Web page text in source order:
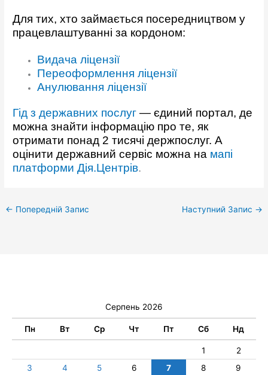
Для тих, хто займається посередництвом у
працевлаштуванні за кордоном:
Видача ліцензії
Переоформлення ліцензії
Анулювання ліцензії
Гід з державних послуг — єдиний портал, де
можна знайти інформацію про те, як
отримати понад 2 тисячі держпослуг. А
оцінити державний сервіс можна на мапі
платформи Дія.Центрів.
← Попередній Запис Наступний Запис →
Серпень 2026
Пн Вт Ср Чт Пт Сб Нд
1
2
3
4 5 6 7 8
9